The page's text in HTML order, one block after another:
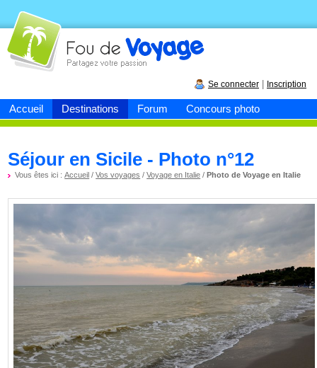
Accueil Destinations Forum Concours photo
Fou devoyage
Se connecter Inscription
Séjour en Sicile - Photo n°12
Vous êtes ici :Accueil /Vos voyages /Voyage en Italie /Photo de Voyage en Italie